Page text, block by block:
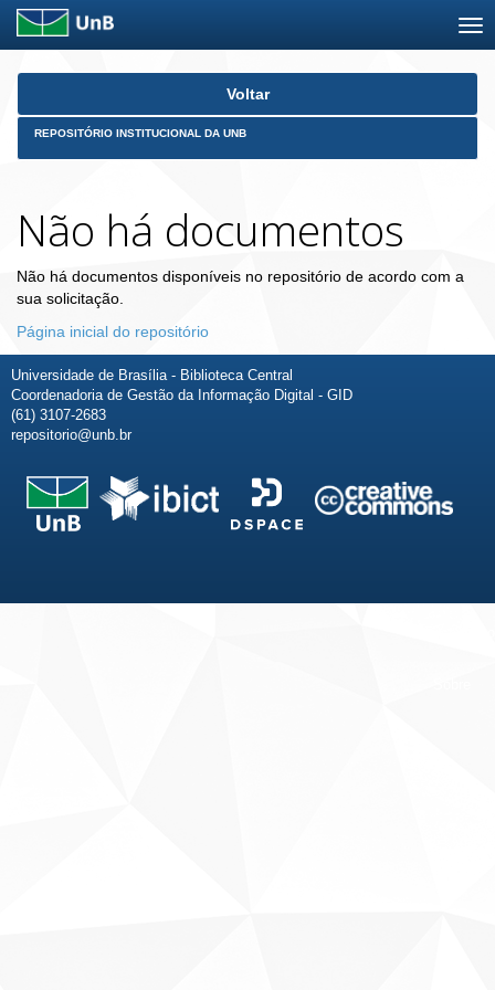
Skip
Voltar
REPOSITÓRIO INSTITUCIONAL DA UNB
Não há documentos
Não há documentos disponíveis no repositório de acordo com a
sua solicitação.
Página inicial do repositório
Universidade de Brasília - Biblioteca Central
Coordenadoria de Gestão da Informação Digital - GID
(61) 3107-2683
repositorio@unb.br